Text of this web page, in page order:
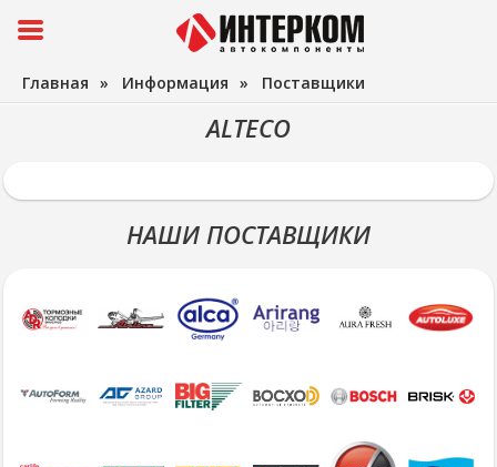
Главная » Информация » Поставщики
ALTECO
НАШИ ПОСТАВЩИКИ